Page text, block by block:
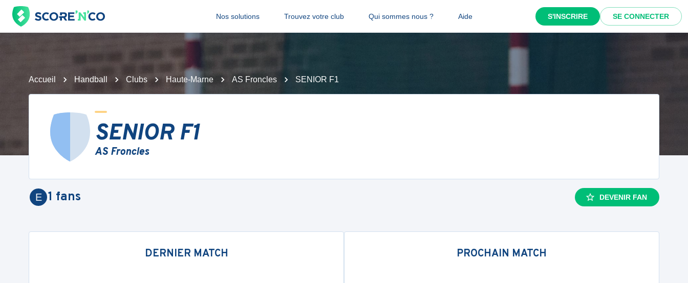
Nos solutions Trouvez votre club Qui sommes nous ? Aide S'INSCRIRE SE CONNECTER
Accueil Handball Clubs Haute-Marne AS Froncles SENIOR F1
SENIOR F1
AS Froncles
E 1 fans DEVENIR FAN
DERNIER MATCH PROCHAIN MATCH